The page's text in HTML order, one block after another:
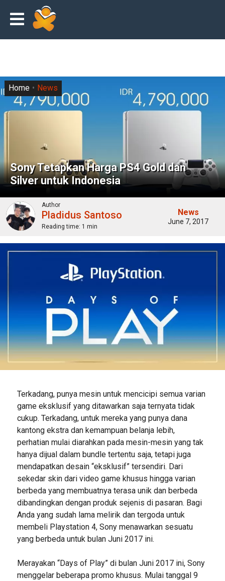
Sony Tetapkan Harga PS4 Gold dan
Silver untuk Indonesia
Home News
Author
Pladidus Santoso
Reading time: 1 min
News
June 7, 2017
Terkadang, punya mesin untuk mencicipi semua varian
game eksklusif yang ditawarkan saja ternyata tidak
cukup. Terkadang, untuk mereka yang punya dana
kantong ekstra dan kemampuan belanja lebih,
perhatian mulai diarahkan pada mesin-mesin yang tak
hanya dijual dalam bundle tertentu saja, tetapi juga
mendapatkan desain “eksklusif” tersendiri. Dari
sekedar skin dari video game khusus hingga varian
berbeda yang membuatnya terasa unik dan berbeda
dibandingkan dengan produk sejenis di pasaran. Bagi
Anda yang sudah lama melirik dan tergoda untuk
membeli Playstation 4, Sony menawarkan sesuatu
yang berbeda untuk bulan Juni 2017 ini.
Merayakan “Days of Play” di bulan Juni 2017 ini, Sony
menggelar beberapa promo khusus. Mulai tanggal 9